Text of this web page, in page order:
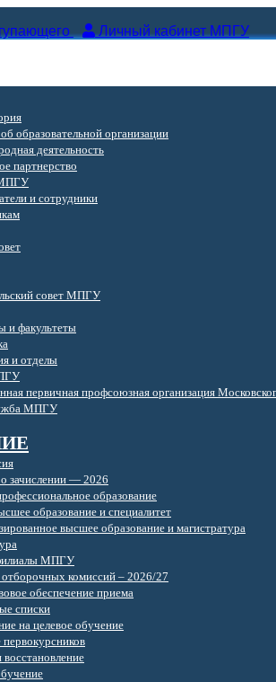
Личный кабинет МПГУ
образовательной организации
деятельность
партнерство
и сотрудники
совет МПГУ
и факультеты
и отделы
первичная профсоюзная организация
МПГУ
зачислении — 2026
образование
образование и специалитет
высшее образование и магистратура
МПГУ
комиссий – 2026/27
обеспечение приема
списки
на целевое обучение
первокурсников